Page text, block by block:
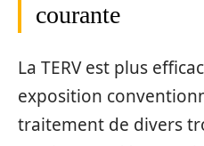
courante
La TERV est plus
exposition
traitement de divers